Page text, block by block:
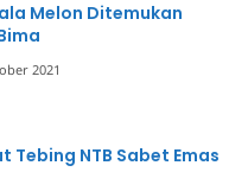
Melon Ditemukan
2021
Tebing NTB Sabet Emas